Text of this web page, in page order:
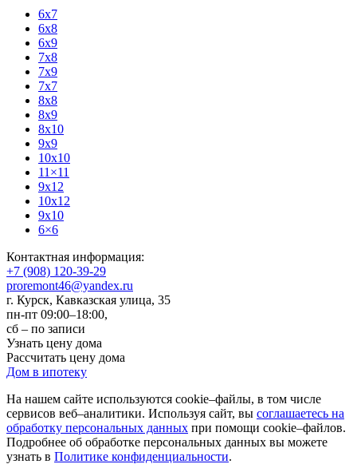
6x7
6x8
6x9
7x8
7x9
7x7
8x8
8x9
8x10
9x9
10x10
11×11
9x12
10x12
9x10
6×6
Контактная информация:
+7 (908) 120-39-29
proremont46@yandex.ru
г. Курск, Кавказская улица, 35
пн-пт 09:00–18:00,
сб – по записи
Узнать цену дома
Рассчитать цену дома
Дом в ипотеку
На нашем сайте используются cookie–файлы, в том числе
сервисов веб–аналитики. Используя сайт, вы соглашаетесь на
обработку персональных данных при помощи cookie–файлов.
Подробнее об обработке персональных данных вы можете
узнать в Политике конфиденциальности.